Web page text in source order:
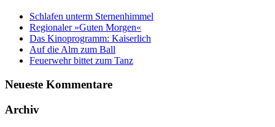
Schlafen unterm Sternenhimmel
Regionaler »Guten Morgen«
Das Kinoprogramm: Kaiserlich
Auf die Alm zum Ball
Feuerwehr bittet zum Tanz
Neueste Kommentare
Archiv